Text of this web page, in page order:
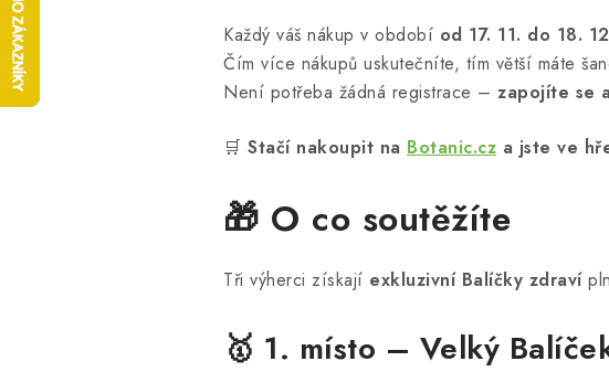
Každý váš nákup v období od 17. 11. do 18.
Čím více nákupů uskutečníte, tím větší máte
Není potřeba žádná registrace – zapojíte se
🛒 Stačí nakoupit na Botanic.cz a jste ve
🎁 O co soutěžíte
Tři výherci získají exkluzivní Balíčky zdraví
🥇 1. místo – Velký